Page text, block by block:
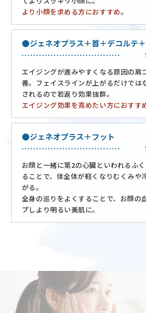
より小顔を求める方におすすめ。
ジェネオプラス＋首＋デコルテ
エイジングが進みやすくなる原因の肩
善。フェイスラインが上がるだけでは
されるので若返り効果抜群。
エイジング効果を高めたい方におすす
ジェネオプラス＋フット
お顔と一緒に第2の心臓といわれるふ
ることで、体全体が軽くなりむくみや
がる。
全身の巡りをよくすることで、お顔の
プしより明るい美肌に。